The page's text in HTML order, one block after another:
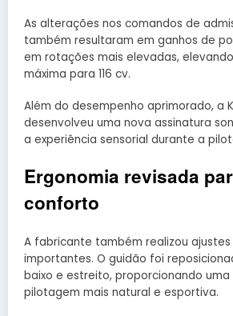
As alterações nos comandos de
também resultaram em ganhos de
em rotações mais elevadas,
máxima para 116 cv.
Além do desempenho aprimorado, a
desenvolveu uma nova assinatura
a experiência sensorial durante a
Ergonomia revisada
conforto
A fabricante também realizou
importantes. O guidão foi
baixo e estreito, proporcionando
pilotagem mais natural e esportiva.